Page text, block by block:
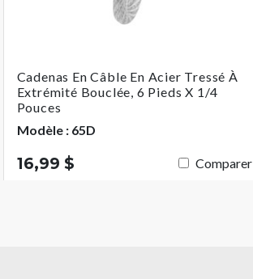
Cadenas En Câble En Acier Tressé À
Extrémité Bouclée, 6 Pieds X 1/4
Pouces
Modèle : 65D
16,99 $ Comparer